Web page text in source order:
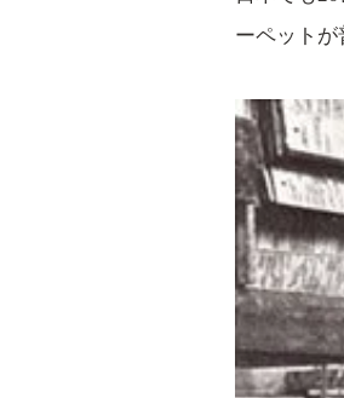
ーペットが